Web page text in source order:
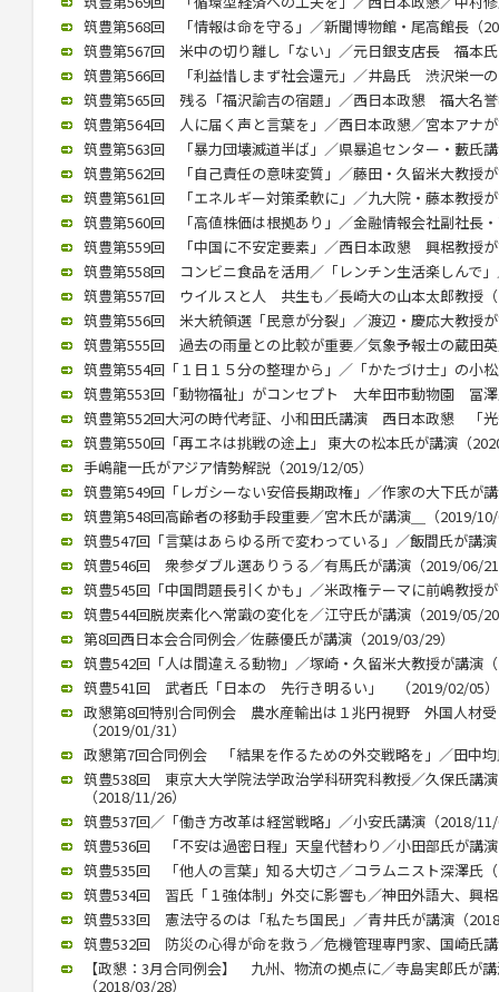
筑豊第568回 「情報は命を守る」／新聞博物館・尾高館長（
筑豊第567回 米中の切り離し「ない」／元日銀支店長 福本
筑豊第566回 「利益惜しまず社会還元」／井島氏 渋沢栄一
筑豊第565回 残る「福沢諭吉の宿題」／西日本政懇 福大名
筑豊第564回 人に届く声と言葉を」／西日本政懇／宮本アナ
筑豊第563回 「暴力団壊滅道半ば」／県暴追センター・藪氏
筑豊第562回 「自己責任の意味変質」／藤田・久留米大教授
筑豊第561回 「エネルギー対策柔軟に」／九大院・藤本教授
筑豊第560回 「高値株価は根拠あり」／金融情報会社副社長
筑豊第559回 「中国に不安定要素」／西日本政懇 興梠教授
筑豊第558回 コンビニ食品を活用／「レンチン生活楽しんで
筑豊第557回 ウイルスと人 共生も／長崎大の山本太郎教授
筑豊第556回 米大統領選「民意が分裂」／渡辺・慶応大教授
筑豊第555回 過去の雨量との比較が重要／気象予報士の蔵田
筑豊第554回「１日１５分の整理から」／「かたづけ士」の小
筑豊第553回「動物福祉」がコンセプト 大牟田市動物園 冨
筑豊第552回大河の時代考証、小和田氏講演 西日本政懇 「
筑豊第550回「再エネは挑戦の途上」 東大の松本氏が講演（
手嶋龍一氏がアジア情勢解説（2019/12/05）
筑豊第549回「レガシーない安倍長期政権」／作家の大下氏が
筑豊第548回高齢者の移動手段重要／宮木氏が講演＿（2019/
筑豊547回「言葉はあらゆる所で変わっている」／飯間氏が講
筑豊546回 衆参ダブル選ありうる／有馬氏が講演（2019/06/
筑豊545回「中国問題長引くかも」／米政権テーマに前嶋教授
筑豊544回脱炭素化へ常識の変化を／江守氏が講演（2019/05/
第8回西日本会合同例会／佐藤優氏が講演（2019/03/29）
筑豊542回「人は間違える動物」／塚崎・久留米大教授が講演
筑豊541回 武者氏「日本の 先行き明るい」 （2019/02/05）
政懇第8回特別合同例会 農水産輸出は１兆円視野 外国人材受
（2019/01/31）
政懇第7回合同例会 「結果を作るための外交戦略を」／田中
筑豊538回 東京大大学院法学政治学科研究科教授／久保氏講
（2018/11/26）
筑豊537回／「働き方改革は経営戦略」／小安氏講演（2018/
筑豊536回 「不安は過密日程」天皇代替わり／小田部氏が講
筑豊535回 「他人の言葉」知る大切さ／コラムニスト深澤氏
筑豊534回 習氏「１強体制」外交に影響も／神田外語大、興
筑豊533回 憲法守るのは「私たち国民」／青井氏が講演（
筑豊532回 防災の心得が命を救う／危機管理専門家、国崎氏
【政懇：3月合同例会】 九州、物流の拠点に／寺島実郎氏が
（2018/03/28）